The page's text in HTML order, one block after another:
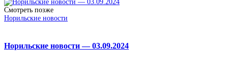
Смотреть позже
Норильские новости
Норильские новости — 03.09.2024